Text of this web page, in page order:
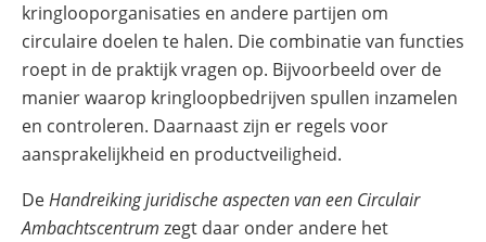
kringlooporganisaties en andere partijen om
circulaire doelen te halen. Die combinatie van functies
roept in de praktijk vragen op. Bijvoorbeeld over de
manier waarop kringloopbedrijven spullen inzamelen
en controleren. Daarnaast zijn er regels voor
aansprakelijkheid en productveiligheid.
DeHandreiking juridische aspecten van een Circulair
Ambachtscentrum zegt daar onder andere het